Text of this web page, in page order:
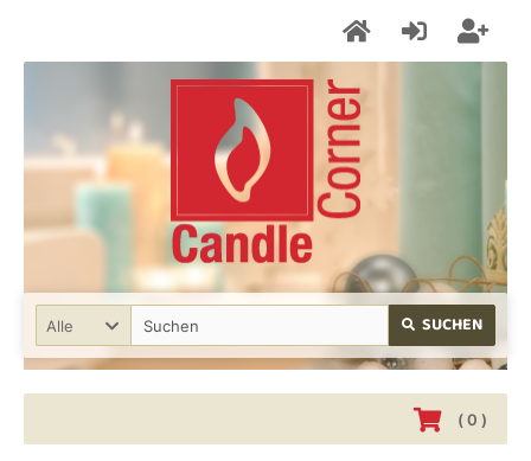
Alle SUCHEN
(0 )